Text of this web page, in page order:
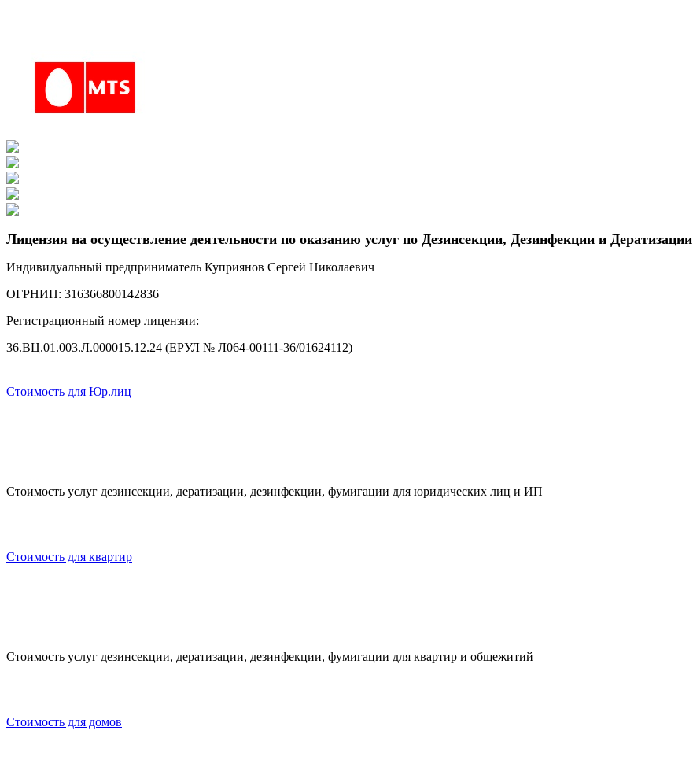
Лицензия на осуществление деятельности по оказанию услуг по Дезинсекции, Дезинфекции и Дератизации
Индивидуальный предприниматель Куприянов Сергей Николаевич
ОГРНИП: 316366800142836
Регистрационный номер лицензии:
36.ВЦ.01.003.Л.000015.12.24 (ЕРУЛ № Л064-00111-36/01624112)
Стоимость для Юр.лиц
Стоимость услуг дезинсекции, дератизации, дезинфекции, фумигации для юридических лиц и ИП
Стоимость для квартир
Стоимость услуг дезинсекции, дератизации, дезинфекции, фумигации для квартир и общежитий
Стоимость для домов